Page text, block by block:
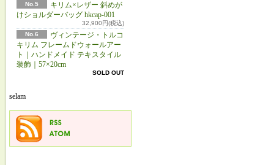
No.5
キリム×レザー 斜めが
けショルダーバッグ hkcap-001
32,900円(税込)
No.6
ヴィンテージ・トルコ
キリム フレームドウォールアー
ト｜ハンドメイド テキスタイル
装飾｜57×20cm
SOLD OUT
selam